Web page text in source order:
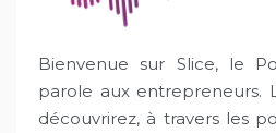
Bienvenue sur Slice, le
parole aux entrepreneurs.
découvrirez, à travers les